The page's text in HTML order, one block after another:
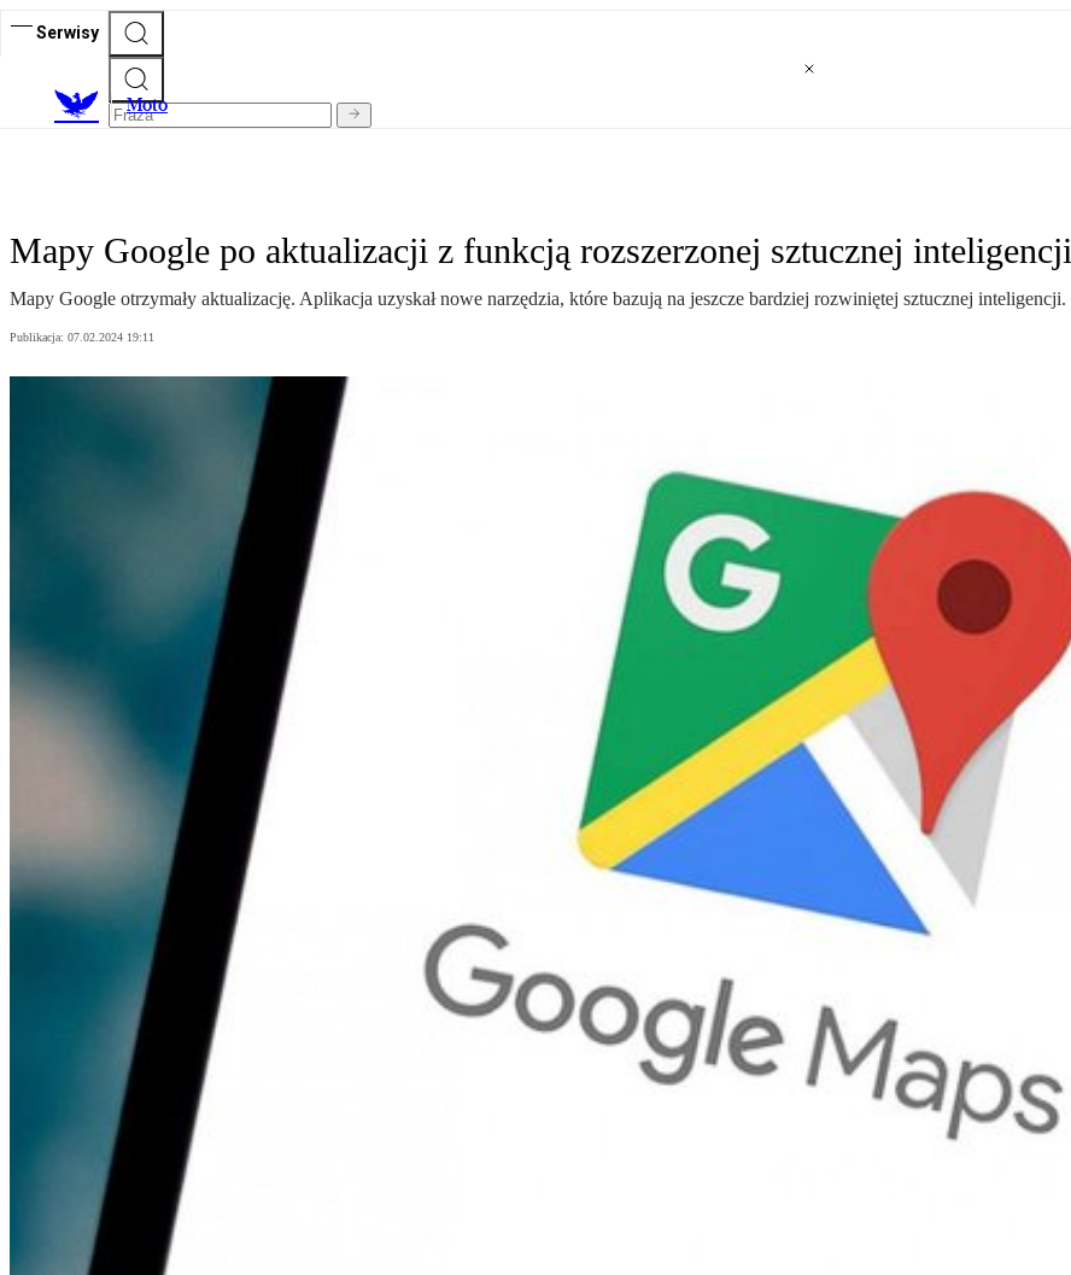
Serwisy
Moto
Mapy Google po aktualizacji z funkcją rozszerzonej sztucznej inteligencji
Mapy Google otrzymały aktualizację. Aplikacja uzyskał nowe narzędzia, które bazują na jeszcze bardziej rozwiniętej sztucznej inteligencji.
Publikacja: 07.02.2024 19:11